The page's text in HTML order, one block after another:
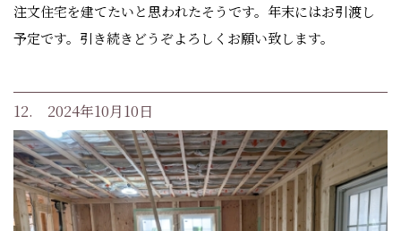
注文住宅を建てたいと思われたそうです。年末にはお引渡し
予定です。引き続きどうぞよろしくお願い致します。
12. 2024年10月10日